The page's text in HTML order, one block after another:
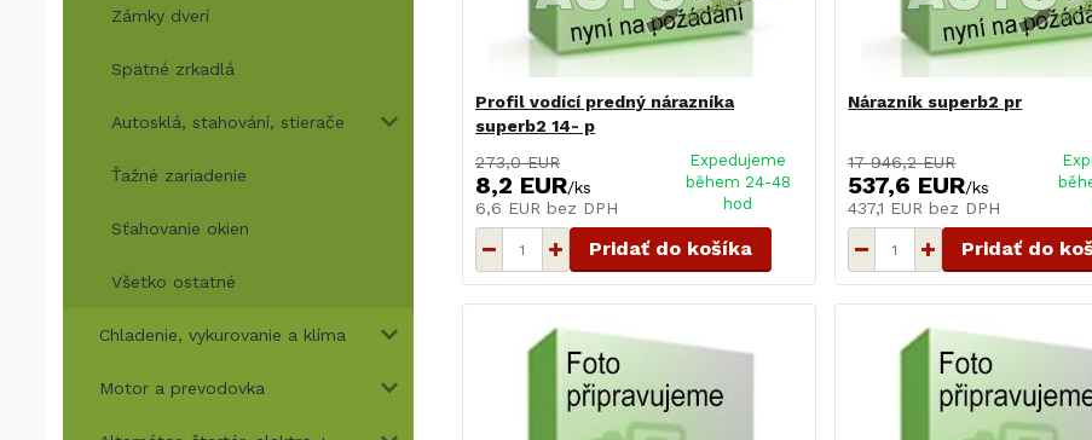
Zámky dverí
Spätné zrkadlá
Autosklá, stahování, stierače
Ťažné zariadenie
Sťahovanie okien
Všetko ostatné
Chladenie, vykurovanie a klíma
Motor a prevodovka
Profil vodící predný nárazníka
superb2 14- p
273,0 EUR
8,2 EUR/ks
6,6 EUR bez DPH
Expedujeme
během 24-48
hod
Pridať do košíka
Nárazník superb2 pr
17 946,2 EUR
537,6 EUR/ks
437,1 EUR bez DPH
Pridať do